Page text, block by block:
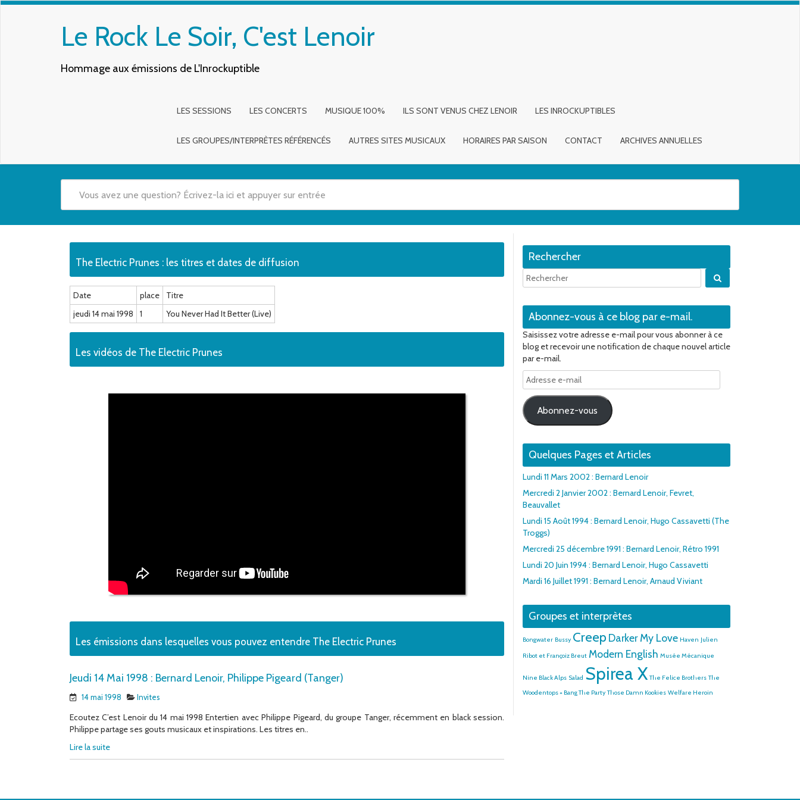
Le Rock Le Soir, C'est Lenoir
Hommage aux émissions de L'Inrockuptible
LES SESSIONS LES CONCERTS MUSIQUE 100% ILS SONT VENUS CHEZ LENOIR LES INROCKUPTIBLES
LES GROUPES/INTERPRÈTES RÉFÉRENCÉS AUTRES SITES MUSICAUX HORAIRES PAR SAISON CONTACT ARCHIVES ANNUELLES
The Electric Prunes : les titres et dates de diffusion
Date place
Titre
jeudi 14 mai 1998
1 You Never Had It Better (Live)
Les vidéos de The Electric Prunes
Les émissions dans lesquelles vous pouvez entendre The Electric Prunes
Jeudi 14 Mai 1998 : Bernard Lenoir, Philippe Pigeard (Tanger)
14 mai 1998 Invites
Ecoutez C’est Lenoir du 14 mai 1998 Entertien avec Philippe Pigeard, du groupe Tanger, récemment en black session.
Philippe partage ses gouts musicaux et inspirations. Les titres en..
Lire la suite
Rechercher
Abonnez-vous à ce blog par e-mail.
Saisissez votre adresse e-mail pour vous abonner à ce
blog et recevoir une notification de chaque nouvel article
par e-mail.
Adresse
e-
mail
Abonnez-vous
Quelques Pages et Articles
Lundi 11 Mars 2002 : Bernard Lenoir
Mercredi 2 Janvier 2002 : Bernard Lenoir, Fevret,
Beauvallet
Lundi 15 Août 1994 : Bernard Lenoir, Hugo Cassavetti (The
Troggs)
Mercredi 25 décembre 1991 : Bernard Lenoir, Rétro 1991
Lundi 20 Juin 1994 : Bernard Lenoir, Hugo Cassavetti
Mardi 16 Juillet 1991 : Bernard Lenoir, Arnaud Viviant
Groupes et interprètes
Bongwater Bussy Creep Darker My Love Haven Julien
Ribot et Françoiz Breut Modern English Musée Mécanique
Nine Black Alps Salad Spirea X The Felice Brothers The
Woodentops + Bang The Party Those Damn Kookies Welfare Heroin